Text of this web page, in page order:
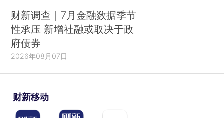
财新调查｜7月金融数据季节
性承压 新增社融或取决于政
府债券
2026年08月07日
财新移动